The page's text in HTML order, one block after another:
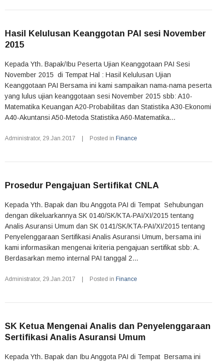
Hasil Kelulusan Keanggotan PAI sesi November
2015
Kepada Yth. Bapak/Ibu Peserta Ujian Keanggotaan PAI Sesi
November 2015 di Tempat Hal : Hasil Kelulusan Ujian
Keanggotaan PAI Bersama ini kami sampaikan nama-nama peserta
yang lulus ujian keanggotaan sesi November 2015 sbb: A10-
Matematika Keuangan A20-Probabilitas dan Statistika A30-Ekonomi
A40-Akuntansi A50-Metoda Statistika A60-Matematika...
Administrator, 29.Jan.2017 Posted in Finance
Prosedur Pengajuan Sertifikat CNLA
Kepada Yth. Bapak dan Ibu Anggota PAI di Tempat Sehubungan
dengan dikeluarkannya SK 0140/SK/KTA-PAI/XI/2015 tentang
Analis Asuransi Umum dan SK 0141/SK/KTA-PAI/XI/2015 tentang
Penyelenggaraan Sertifikasi Analis Asuransi Umum, bersama ini
kami informasikan mengenai kriteria pengajuan sertifikat sbb: A.
Berdasarkan memo internal PAI tanggal 2...
Administrator, 29.Jan.2017 Posted in Finance
SK Ketua Mengenai Analis dan Penyelenggaraan
Sertifikasi Analis Asuransi Umum
Kepada Yth. Bapak dan Ibu Anggota PAI di Tempat Bersama ini